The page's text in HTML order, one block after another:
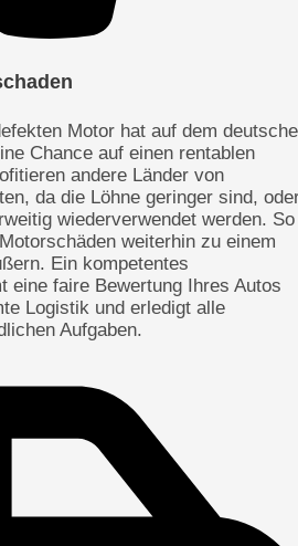
Motor hat auf dem
Chance auf einen rentablen
andere Länder von
da die Löhne geringer sind,
wiederverwendet werden. So
weiterhin zu einem
Ein kompetentes
eine faire Bewertung Ihres Autos
Logistik und erledigt alle
Aufgaben.